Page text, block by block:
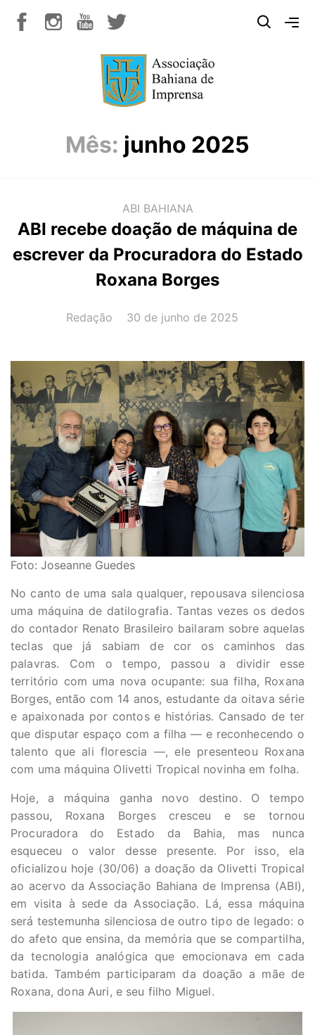
Mês: junho 2025
ABI BAHIANA
ABI recebe doação de máquina de
escrever da Procuradora do Estado
Roxana Borges
AUTOR(A):
Redação DATA:
30 de junho de 2025
Foto: Joseanne Guedes
No canto de uma sala qualquer, repousava silenciosa
uma máquina de datilografia. Tantas vezes os dedos
do contador Renato Brasileiro bailaram sobre aquelas
teclas que já sabiam de cor os caminhos das
palavras. Com o tempo, passou a dividir esse
território com uma nova ocupante: sua filha, Roxana
Borges, então com 14 anos, estudante da oitava série
e apaixonada por contos e histórias. Cansado de ter
que disputar espaço com a filha — e reconhecendo o
talento que ali florescia —, ele presenteou Roxana
com uma máquina Olivetti Tropical novinha em folha.
Hoje, a máquina ganha novo destino. O tempo
passou, Roxana Borges cresceu e se tornou
Procuradora do Estado da Bahia, mas nunca
esqueceu o valor desse presente. Por isso, ela
oficializou hoje (30/06) a doação da Olivetti Tropical
ao acervo da Associação Bahiana de Imprensa (ABI),
em visita à sede da Associação. Lá, essa máquina
será testemunha silenciosa de outro tipo de legado: o
do afeto que ensina, da memória que se compartilha,
da tecnologia analógica que emocionava em cada
batida. Também participaram da doação a mãe de
Roxana, dona Auri, e seu filho Miguel.